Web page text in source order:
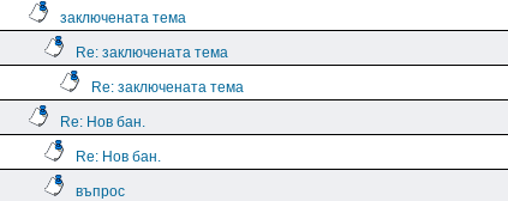
заключената тема
Re: заключената тема
Re: заключената тема
Re: Нов бан.
Re: Нов бан.
въпрос